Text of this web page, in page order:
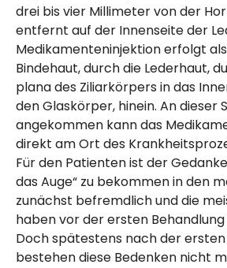
drei bis vier Millimeter von der
entfernt auf der Innenseite der
Medikamenteninjektion erfolgt
Bindehaut, durch die Lederhaut,
plana des Ziliarkörpers in das
den Glaskörper, hinein. An dieser
angekommen kann das
direkt am Ort des
Für den Patienten ist der
das Auge“ zu bekommen in den
zunächst befremdlich und die
haben vor der ersten
Doch spätestens nach der
bestehen diese Bedenken nicht